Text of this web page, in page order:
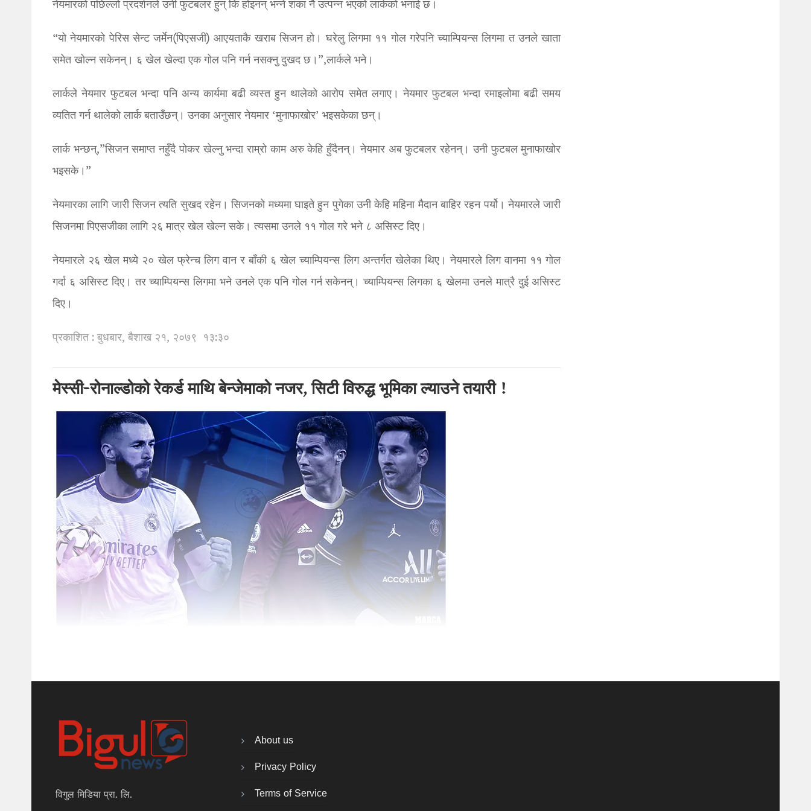
नेयमारको पछिल्लो प्रदर्शनले उनी फुटबलर हुन् कि होइनन् भन्ने शंका नै उत्पन्न भएको लार्कको भनाई छ।
“यो नेयमारको पेरिस सेन्ट जर्मेन(पिएसजी) आएयताकै खराब सिजन हो। घरेलु लिगमा ११ गोल गरेपनि च्याम्पियन्स लिगमा त उनले खाता
समेत खोल्न सकेनन्। ६ खेल खेल्दा एक गोल पनि गर्न नसक्नु दुखद छ।”,लार्कले भने।
लार्कले नेयमार फुटबल भन्दा पनि अन्य कार्यमा बढी व्यस्त हुन थालेको आरोप समेत लगाए। नेयमार फुटबल भन्दा रमाइलोमा बढी समय
व्यतित गर्न थालेको लार्क बताउँछन्। उनका अनुसार नेयमार ‘मुनाफाखोर’ भइसकेका छन्।
लार्क भन्छन्,”सिजन समाप्त नहुँदै पोकर खेल्नु भन्दा राम्रो काम अरु केहि हुँदैनन्। नेयमार अब फुटबलर रहेनन्। उनी फुटबल मुनाफाखोर
भइसके।”
नेयमारका लागि जारी सिजन त्यति सुखद रहेन। सिजनको मध्यमा घाइते हुन पुगेका उनी केहि महिना मैदान बाहिर रहन पर्यो। नेयमारले जारी
सिजनमा पिएसजीका लागि २६ मात्र खेल खेल्न सके। त्यसमा उनले ११ गोल गरे भने ८ असिस्ट दिए।
नेयमारले २६ खेल मध्ये २० खेल फ्रेन्च लिग वान र बाँकी ६ खेल च्याम्पियन्स लिग अन्तर्गत खेलेका थिए। नेयमारले लिग वानमा ११ गोल
गर्दा ६ असिस्ट दिए। तर च्याम्पियन्स लिगमा भने उनले एक पनि गोल गर्न सकेनन्। च्याम्पियन्स लिगका ६ खेलमा उनले मात्रै दुई असिस्ट
दिए।
प्रकाशित : बुधबार, बैशाख २१, २०७९ १३:३०
मेस्सी-रोनाल्डोको रेकर्ड माथि बेन्जेमाको नजर, सिटी विरुद्ध भूमिका ल्याउने तयारी !
विगुल मिडिया प्रा. लि.
About us
Privacy Policy
Terms of Service